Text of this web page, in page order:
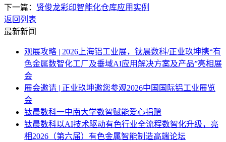
下一篇： 贤俊龙彩印智能化仓库应用实例
返回列表
最新新闻
观展攻略 | 2026上海铝工业展，钛晨数科/正业玖坤携“有
色金属数智化工厂及垂域AI应用解决方案及产品”亮相展
会
展会邀请 | 正业玖坤邀您参观2026中国国际铝工业展览
会
钛晨数科一中南大学数智赋能爱心捐赠
钛晨数科以AI技术驱动有色行业全流程数智化升级，亮
相2026（第六届）有色金属智能制造高端论坛